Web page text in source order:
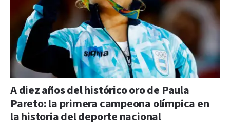
A diez años del histórico oro de Paula
Pareto: la primera campeona olímpica en
la historia del deporte nacional